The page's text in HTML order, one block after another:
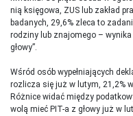
nią księgowa, ZUS lub zakład
badanych, 29,6% zleca to
rodziny lub znajomego –
głowy”.
Wśród osób wypełniających
rozlicza się już w lutym, 21,2%
Różnice widać między
wolą mieć PIT-a z głowy już w